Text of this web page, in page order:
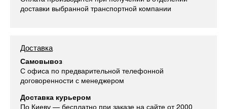
доставки выбранной транспортной компании
Доставка
Самовывоз
С офиса по предварительной телефонной
договоренности с менеджером
Доставка курьером
По Киеву — бесплатно при заказе на сайте от 2000